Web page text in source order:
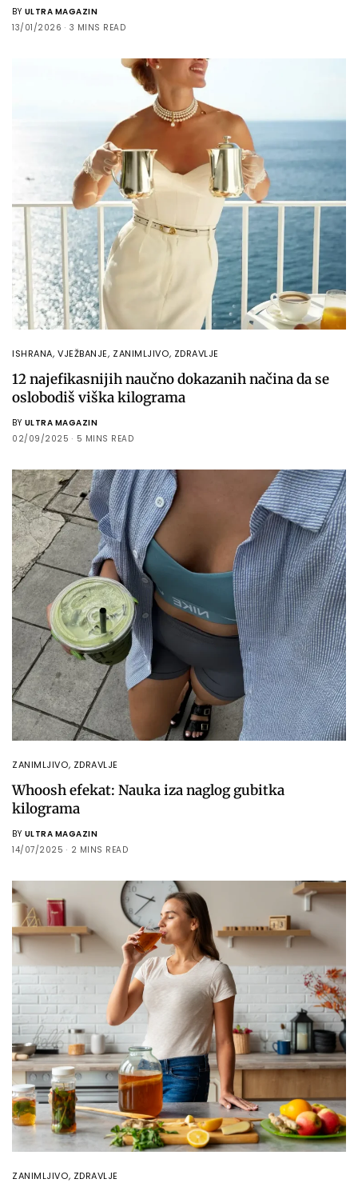
BY ULTRA MAGAZIN
13/01/2026
3 MINS READ
ISHRANA, VJEŽBANJE, ZANIMLJIVO, ZDRAVLJE
12 najefikasnijih naučno dokazanih načina da se
oslobodiš viška kilograma
BY ULTRA MAGAZIN
02/09/2025
5 MINS READ
ZANIMLJIVO, ZDRAVLJE
Whoosh efekat: Nauka iza naglog gubitka
kilograma
BY ULTRA MAGAZIN
14/07/2025
2 MINS READ
ZANIMLJIVO, ZDRAVLJE